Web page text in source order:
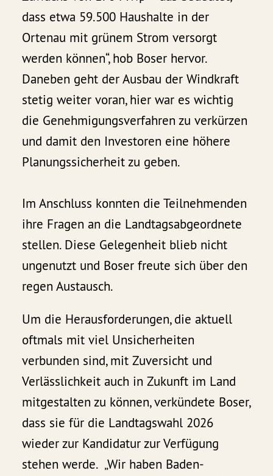
dass etwa 59.500 Haushalte in der
Ortenau mit grünem Strom versorgt
werden können“, hob Boser hervor.
Daneben geht der Ausbau der Windkraft
stetig weiter voran, hier war es wichtig
die Genehmigungsverfahren zu verkürzen
und damit den Investoren eine höhere
Planungssicherheit zu geben.
Im Anschluss konnten die Teilnehmenden
ihre Fragen an die Landtagsabgeordnete
stellen. Diese Gelegenheit blieb nicht
ungenutzt und Boser freute sich über den
regen Austausch.
Um die Herausforderungen, die aktuell
oftmals mit viel Unsicherheiten
verbunden sind, mit Zuversicht und
Verlässlichkeit auch in Zukunft im Land
mitgestalten zu können, verkündete Boser,
dass sie für die Landtagswahl 2026
wieder zur Kandidatur zur Verfügung
stehen werde. „Wir haben Baden-